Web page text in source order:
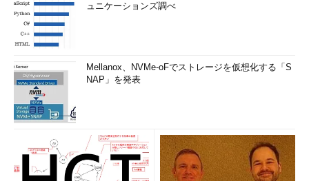
ュニケーションズ調べ
Mellanox、NVMe-oFでストレージを仮想化する「S
NAP」を発表